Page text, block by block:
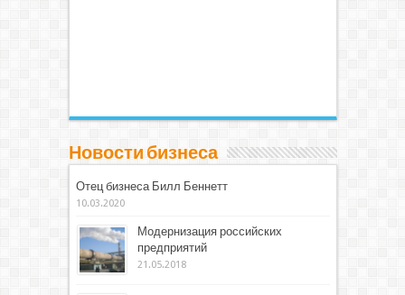
Новости бизнеса
Отец бизнеса Билл Беннетт
10.03.2020
Модернизация российских
предприятий
21.05.2018